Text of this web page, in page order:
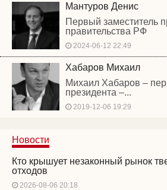
Мантуров Денис
Первый заместитель
правительства РФ
2024-06-12 22:49
Хабаров Михаил
Михаил Хабаров –
президента –...
2019-12-06 19:29
Новости
Кто крышует незаконный рынок
отходов
2026-08-06 20:18